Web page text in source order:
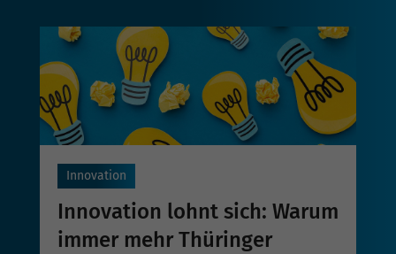
Innovation
Innovation lohnt sich: Warum
immer mehr Thüringer